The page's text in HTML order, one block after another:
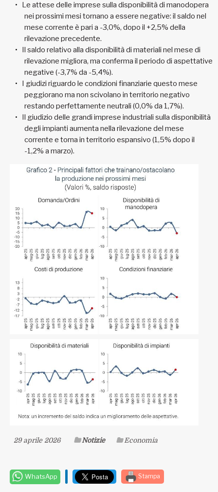
Le attese delle imprese sulla disponibilità di manodopera
nei prossimi mesi tornano a essere negative: il saldo nel
mese corrente è pari a -3,0%, dopo il +2,5% della
rilevazione precedente.
Il saldo relativo alla disponibilità di materiali nel mese di
rilevazione migliora, ma conferma il periodo di aspettative
negative (-3,7% da -5,4%).
I giudizi riguardo le condizioni finanziarie questo mese
peggiorano ma non scivolano in territorio negativo
restando perfettamente neutrali (0,0% da 1,7%).
Il giudizio delle grandi imprese industriali sulla disponibilità
degli impianti aumenta nella rilevazione del mese
corrente e torna in territorio espansivo (1,5% dopo il
-1,2% a marzo).
29 aprile 2026 Notizie Economia
WhatsApp Stampa